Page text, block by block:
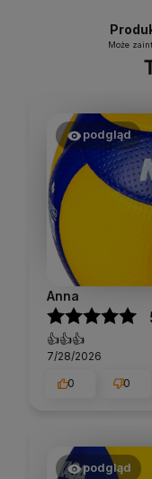
Może
podgląd
Anna
👍️👍️👍️
7/28/2026
0
0
podgląd